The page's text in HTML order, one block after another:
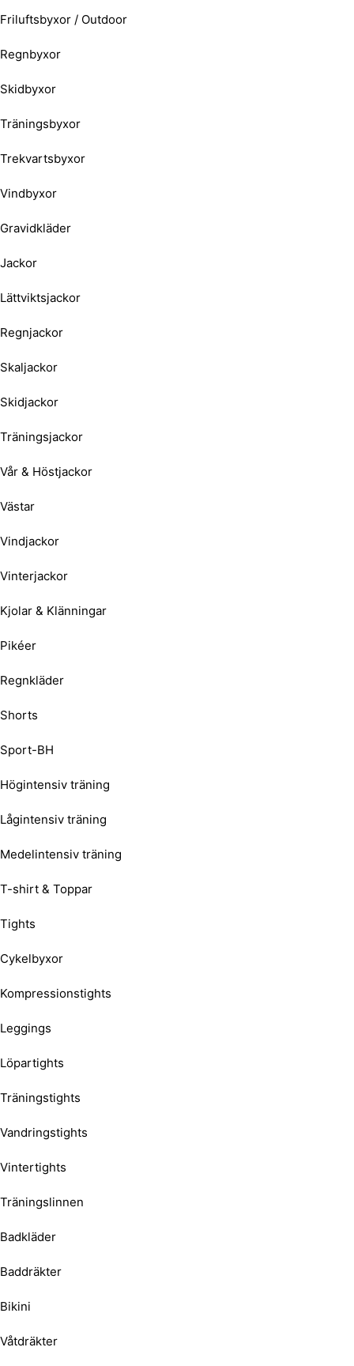
Friluftsbyxor / Outdoor
Regnbyxor
Skidbyxor
Träningsbyxor
Trekvartsbyxor
Vindbyxor
Gravidkläder
Jackor
Lättviktsjackor
Regnjackor
Skaljackor
Skidjackor
Träningsjackor
Vår & Höstjackor
Västar
Vindjackor
Vinterjackor
Kjolar & Klänningar
Pikéer
Regnkläder
Shorts
Sport-BH
Högintensiv träning
Lågintensiv träning
Medelintensiv träning
T-shirt & Toppar
Tights
Cykelbyxor
Kompressionstights
Leggings
Löpartights
Träningstights
Vandringstights
Vintertights
Träningslinnen
Badkläder
Baddräkter
Bikini
Våtdräkter